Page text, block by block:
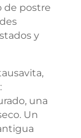
de postre
y
una
Un